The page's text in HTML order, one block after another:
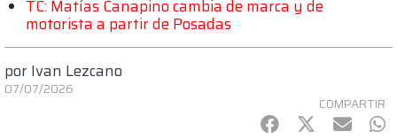
TC: Matías Canapino cambia de marca y de
motorista a partir de Posadas
por Ivan Lezcano
07/07/2026
COMPARTIR
Facebook
Twitter
mail